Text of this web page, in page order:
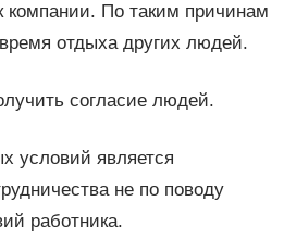
компании. По таким причинам
отдыха других людей.
согласие людей.
условий является
не по поводу
работника.